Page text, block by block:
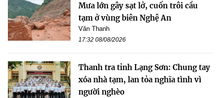
Mưa lớn gây sạt lở, cuốn trôi cầu
tạm ở vùng biên Nghệ An
Văn Thanh
17:32 08/08/2026
Thanh tra tỉnh Lạng Sơn: Chung tay
xóa nhà tạm, lan tỏa nghĩa tình vì
người nghèo